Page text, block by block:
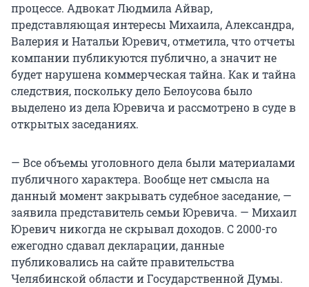
процессе. Адвокат Людмила Айвар,
представляющая интересы Михаила, Александра,
Валерия и Натальи Юревич, отметила, что отчеты
компании публикуются публично, а значит не
будет нарушена коммерческая тайна. Как и тайна
следствия, поскольку дело Белоусова было
выделено из дела Юревича и рассмотрено в суде в
открытых заседаниях.
— Все объемы уголовного дела были материалами
публичного характера. Вообще нет смысла на
данный момент закрывать судебное заседание, —
заявила представитель семьи Юревича. — Михаил
Юревич никогда не скрывал доходов. С 2000-го
ежегодно сдавал декларации, данные
публиковались на сайте правительства
Челябинской области и Государственной Думы.